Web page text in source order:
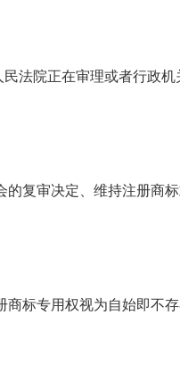
院正在审理或者行政机
审决定、维持注册商标
标专用权视为自始即不存